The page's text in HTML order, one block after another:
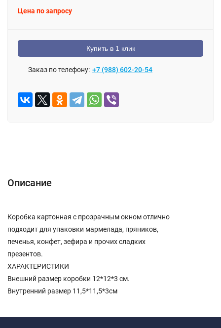
Цена по запросу
Купить в 1 клик
Заказ по телефону: +7 (988) 602-20-54
Описание
Коробка картонная с прозрачным окном отлично
подходит для упаковки мармелада, пряников,
печенья, конфет, зефира и прочих сладких
презентов.
ХАРАКТЕРИСТИКИ
Внешний размер коробки 12*12*3 см.
Внутренний размер 11,5*11,5*3см